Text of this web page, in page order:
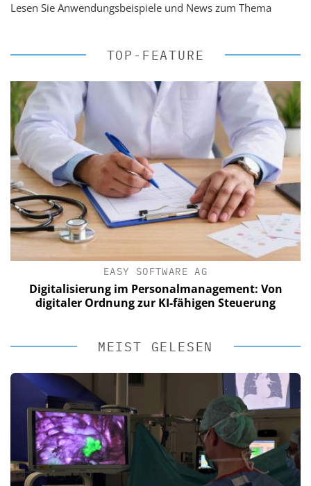
Lesen Sie Anwendungsbeispiele und News zum Thema
TOP-FEATURE
EASY SOFTWARE AG
Digitalisierung im Personalmanagement: Von
digitaler Ordnung zur KI-fähigen Steuerung
MEIST GELESEN